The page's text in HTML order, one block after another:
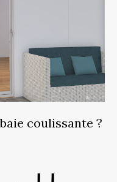
coulissante ?